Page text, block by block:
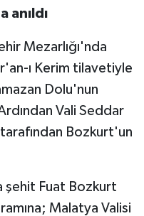
anıldı
Mezarlığı'nda
ı Kerim tilavetiyle
Dolu'nun
Vali Seddar
Bozkurt'un
şehit Fuat Bozkurt
Malatya Valisi